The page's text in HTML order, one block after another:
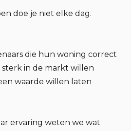
doe je niet elke dag.
die hun woning correct
in de markt willen
waarde willen laten
ervaring weten we wat